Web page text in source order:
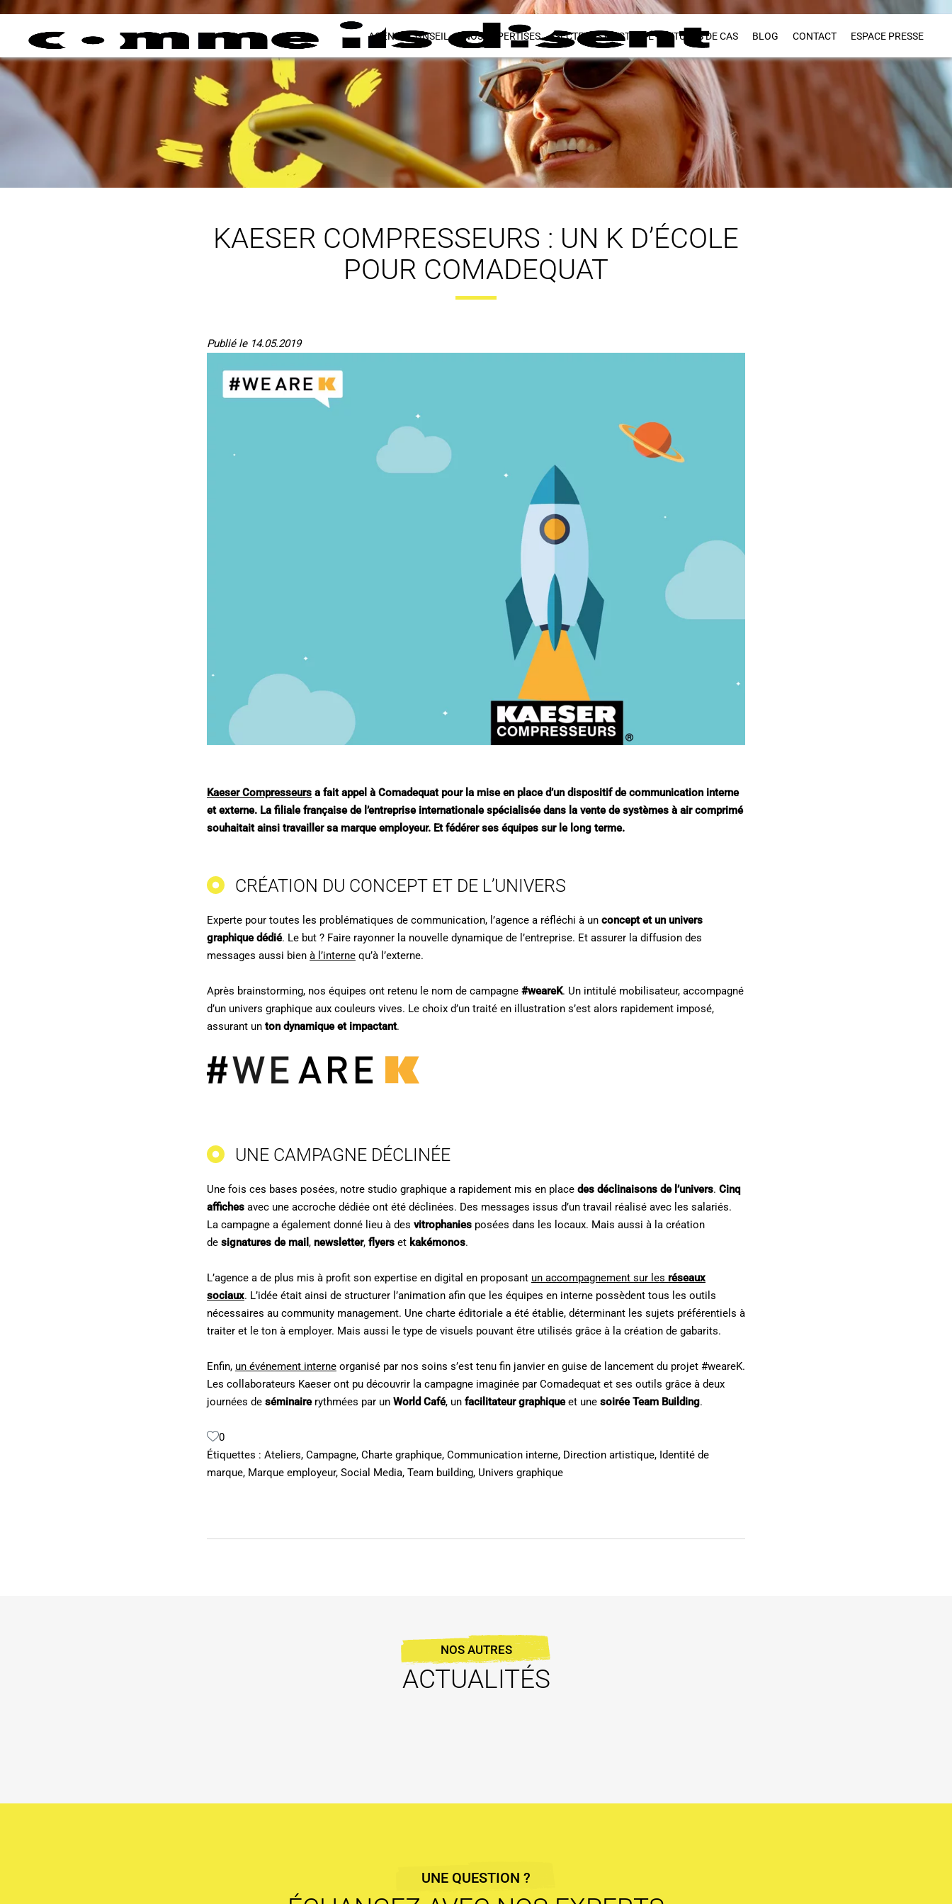
AGENCE CONSEIL NOS EXPERTISES SECTEURS D’ACTIVITÉ ETUDES DE CAS BLOG CONTACT ESPACE PRESSE
KAESER COMPRESSEURS : UN K D’ÉCOLE
POUR COMADEQUAT
Publié le 14.05.2019
Kaeser Compresseurs a fait appel à Comadequat pour la mise en place d’un dispositif de communication interne
et externe. La filiale française de l’entreprise internationale spécialisée dans la vente de systèmes à air comprimé
souhaitait ainsi travailler sa marque employeur. Et fédérer ses équipes sur le long terme.
CRÉATION DU CONCEPT ET DE L’UNIVERS
Experte pour toutes les problématiques de communication, l’agence a réfléchi à un concept et un univers
graphique dédié. Le but ? Faire rayonner la nouvelle dynamique de l’entreprise. Et assurer la diffusion des
messages aussi bien à l’interne qu’à l’externe.
Après brainstorming, nos équipes ont retenu le nom de campagne #weareK. Un intitulé mobilisateur, accompagné
d’un univers graphique aux couleurs vives. Le choix d’un traité en illustration s’est alors rapidement imposé,
assurant un ton dynamique et impactant.
UNE CAMPAGNE DÉCLINÉE
Une fois ces bases posées, notre studio graphique a rapidement mis en place des déclinaisons de l’univers. Cinq
affiches avec une accroche dédiée ont été déclinées. Des messages issus d’un travail réalisé avec les salariés.
La campagne a également donné lieu à des vitrophanies posées dans les locaux. Mais aussi à la création
de signatures de mail , newsletter, flyers et kakémonos.
L’agence a de plus mis à profit son expertise en digital en proposant un accompagnement sur les réseaux
sociaux. L’idée était ainsi de structurer l’animation afin que les équipes en interne possèdent tous les outils
nécessaires au community management. Une charte éditoriale a été établie, déterminant les sujets préférentiels à
traiter et le ton à employer. Mais aussi le type de visuels pouvant être utilisés grâce à la création de gabarits.
Enfin, un événement interne organisé par nos soins s’est tenu fin janvier en guise de lancement du projet #weareK.
Les collaborateurs Kaeser ont pu découvrir la campagne imaginée par Comadequat et ses outils grâce à deux
journées de séminaire rythmées par un World Café, un facilitateur graphiqueet une soirée Team Building.
0
Étiquettes : Ateliers, Campagne, Charte graphique, Communication interne, Direction artistique, Identité de
marque, Marque employeur, Social Media, Team building, Univers graphique
NOS AUTRES
ACTUALITÉS
UNE QUESTION ?